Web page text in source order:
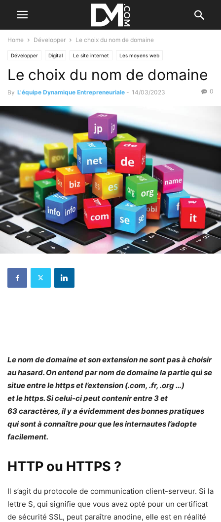
Home Développer Le choix du nom de domaine
Développer Digital Le site internet Les moyens web
Le choix du nom de domaine
By L'équipe Dynamique Entrepreneuriale - 14/03/2023 0
Le nom de domaine et son extension ne sont pas à choisir
au hasard. On entend par nom de domaine la partie qui se
situe entre le https et l’extension (.com, .fr, .org …)
et le https. Si celui-ci peut contenir entre3 et
63 caractères, il y a évidemment des bonnes pratiques
qui sont à connaître pour que les internautes l’adopte
facilement.
HTTP ou HTTPS ?
Il s’agit du protocole de communication client-serveur. Si la
lettre S, qui signifie que vous avez opté pour un certificat
de sécurité SSL, peut paraître anodine, elle est en réalité